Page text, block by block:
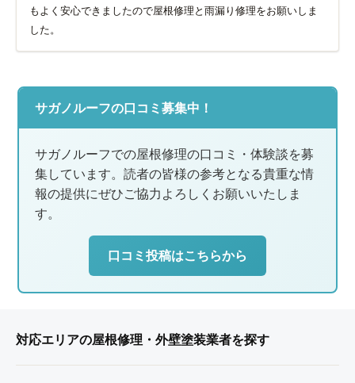
もよく安心できましたので屋根修理と雨漏り修理をお願いしま
した。
サガノルーフの口コミ募集中！
サガノルーフでの屋根修理の口コミ・体験談を募
集しています。読者の皆様の参考となる貴重な情
報の提供にぜひご協力よろしくお願いいたしま
す。
口コミ投稿はこちらから
対応エリアの屋根修理・外壁塗装業者を探す